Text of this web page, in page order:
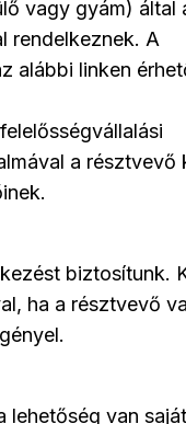
vagy gyám) által
rendelkeznek. A
alábbi linken
a résztvevő
biztosítunk.
ha a résztvevő
lehetőség van